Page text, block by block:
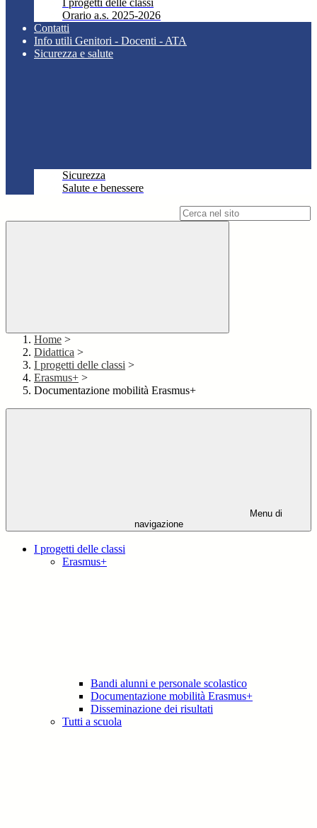
I progetti delle classi
Orario a.s. 2025-2026
Contatti
Info utili Genitori - Docenti - ATA
Sicurezza e salute
Sicurezza
Salute e benessere
Home >
Didattica >
I progetti delle classi >
Erasmus+ >
Documentazione mobilità Erasmus+
Menu di
navigazione
I progetti delle classi
Erasmus+
Bandi alunni e personale scolastico
Documentazione mobilità Erasmus+
Disseminazione dei risultati
Tutti a scuola